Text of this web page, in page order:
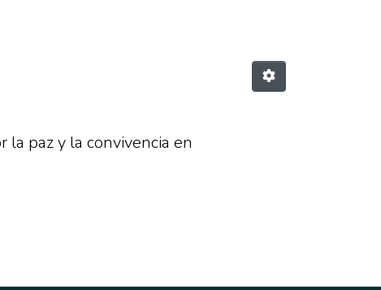
paz y la convivencia en